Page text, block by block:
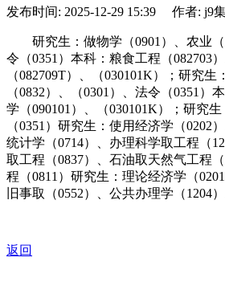
发布时间: 2025-12-29 15:39 作者: j9
研究生：做物学（0901）、农业（
令（0351）本科：粮食工程（082703
（082709T）、（030101K）；研究
（0832）、（0301）、法令（0351）
学（090101）、（030101K）；研究
（0351）研究生：使用经济学（0202
统计学（0714）、办理科学取工程（
取工程（0837）、石油取天然气工程
程（0811）研究生：理论经济学（
旧事取（0552）、公共办理学（1204
返回